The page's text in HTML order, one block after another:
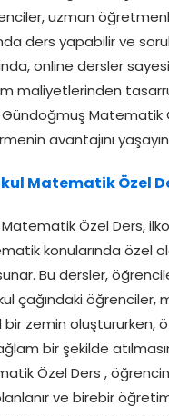
uzman
ders yapabilir ve
online dersler
maliyetlerinden
Gündoğmuş Matematik
avantajını
Matematik Özel
Özel Ders,
konularında özel
Bu dersler,
çağındaki öğrenciler,
zemin oluştururken,
bir şekilde
Özel Ders ,
ve birebir